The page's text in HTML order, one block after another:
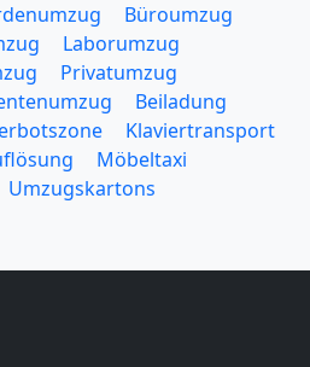
Büroumzug
Laborumzug
Privatumzug
Beiladung
Klaviertransport
Möbeltaxi
Umzugskartons